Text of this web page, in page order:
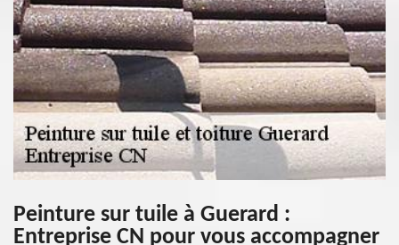
Peinture sur tuile à Guerard :
Entreprise CN pour vous accompagner